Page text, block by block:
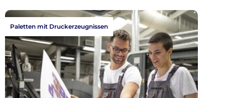
Paletten mit Druckerzeugnissen